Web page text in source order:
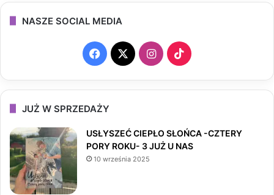
NASZE SOCIAL MEDIA
F
a
b
X
I
n
a
T
i
T
o
JUŻ W SPRZEDAŻY
USŁYSZEĆ CIEPŁO SŁOŃCA -CZTERY
PORY ROKU- 3 JUŻ U NAS
10 września 2025